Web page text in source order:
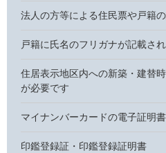
法人の方等による住民票や戸籍
戸籍に氏名のフリガナが記載さ
住居表示地区内への新築・建替
が必要です
マイナンバーカードの電子証明
印鑑登録証・印鑑登録証明書